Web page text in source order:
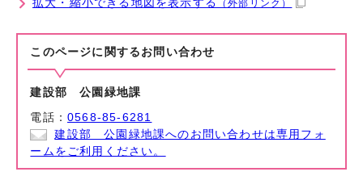
拡大・縮小できる地図を表示する （外部リンク）
このページに関する お問い合わせ
建設部 公園緑地課
電話：0568-85-6281
建設部 公園緑地課へのお問い合わせは専用フォ
ームをご利用ください。